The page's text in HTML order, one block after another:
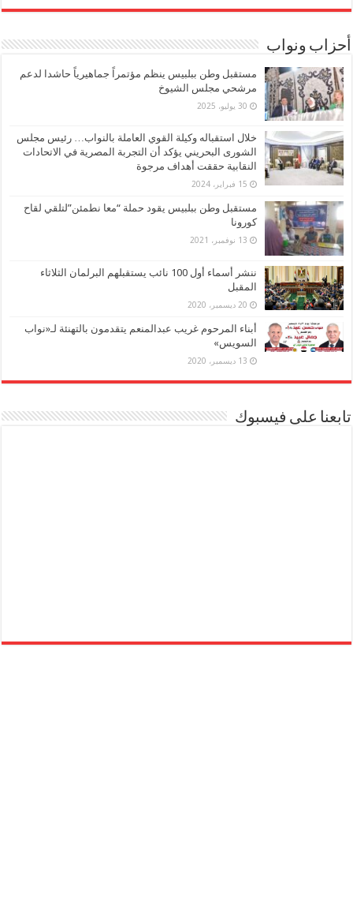
أحزاب ونواب
مستقبل وطن ببلبيس ينظم مؤتمراً جماهيرياً حاشدا لدعم
مرشحي مجلس الشيوخ
30 يوليو، 2025
خلال استقباله وكيلة القوي العاملة بالنواب… رئيس مجلس
الشورى البحريني يؤكد أن التجربة المصرية في الاتحادات
النقابية حققت أهداف مرجوة
15 فبراير، 2024
مستقبل وطن ببلبيس يقود حملة “معا نطمئن”لتلقي لقاح
كورونا
13 نوفمبر، 2021
ننشر أسماء أول 100 نائب يستقبلهم البرلمان الثلاثاء
المقبل
20 ديسمبر، 2020
أبناء المرحوم غريب عبدالمنعم يتقدمون بالتهنئة لـ«نواب
السويس»
13 ديسمبر، 2020
تابعنا على فيسبوك